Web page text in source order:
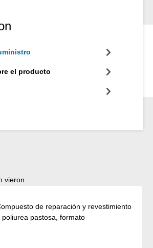
el producto
vieron